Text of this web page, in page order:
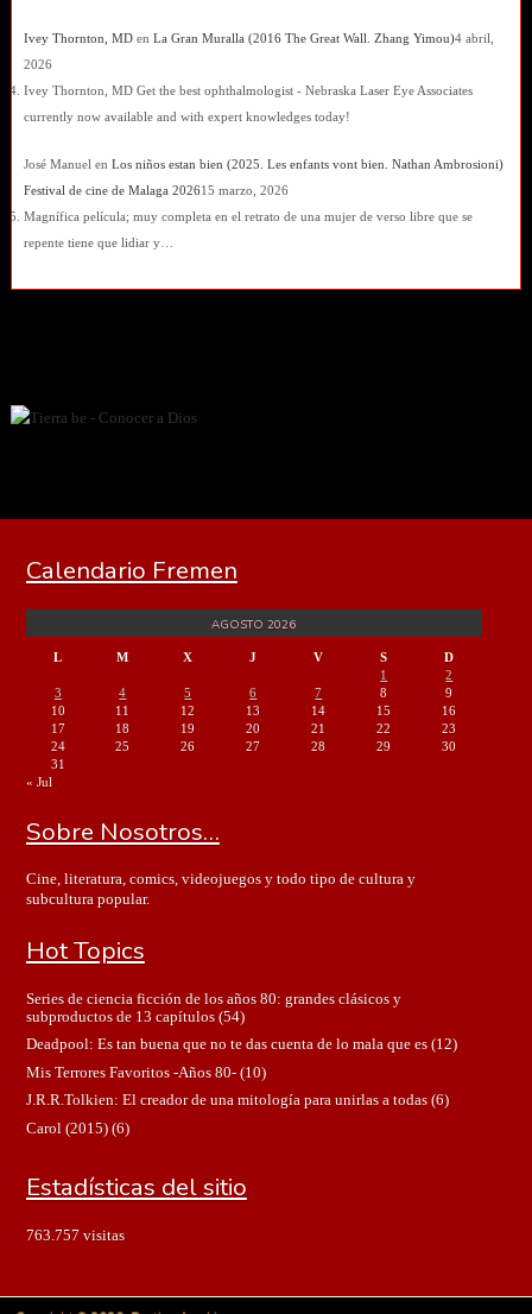
Ivey Thornton, MDen La Gran Muralla (2016 The Great Wall. Zhang Yimou)4 abril,
2026
Ivey Thornton, MD Get the best ophthalmologist - Nebraska Laser Eye Associates
currently now available and with expert knowledges today!
José Manuel en Los niños estan bien (2025. Les enfants vont bien. Nathan Ambrosioni)
Festival de cine de Malaga 202615 marzo, 2026
Magnífica película; muy completa en el retrato de una mujer de verso libre que se
repente tiene que lidiar y…
Calendario Fremen
AGOSTO 2026
L M X J V S
D
1
2
3
4 5 6 7 8
9
10
11 12 13 14 15
16
17
18 19 20 21 22
23
24
25 26 27 28 29
30
31
« Jul
Sobre Nosotros…
Cine, literatura, comics, videojuegos y todo tipo de cultura y
subcultura popular.
Hot Topics
Series de ciencia ficción de los años 80: grandes clásicos y
subproductos de 13 capítulos(54)
Deadpool: Es tan buena que no te das cuenta de lo mala que es(12)
Mis Terrores Favoritos -Años 80-(10)
J.R.R.Tolkien: El creador de una mitología para unirlas a todas(6)
Carol (2015)(6)
Estadísticas del sitio
763.757 visitas